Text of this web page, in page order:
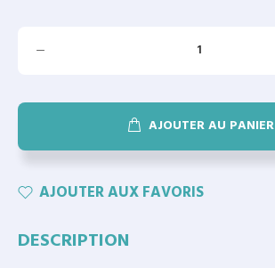
AJOUTER AU PANIER
AJOUTER AUX FAVORIS
DESCRIPTION